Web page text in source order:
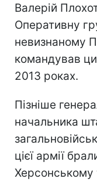
Валерій
Оперативну
невизнаному
командував
2013 роках.
Пізніше
начальника
цієї армії
Херсонському